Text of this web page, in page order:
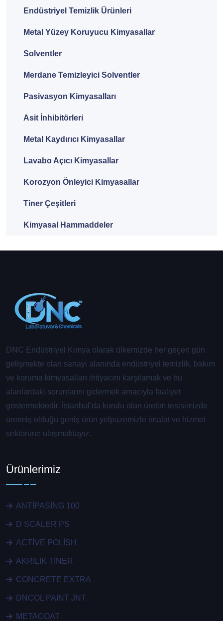
Endüstriyel Temizlik Ürünleri
Metal Yüzey Koruyucu Kimyasallar
Solventler
Merdane Temizleyici Solventler
Pasivasyon Kimyasalları
Asit İnhibitörleri
Metal Kaydırıcı Kimyasallar
Lavabo Açıcı Kimyasallar
Korozyon Önleyici Kimyasallar
Tiner Çeşitleri
Kimyasal Hammaddeler
DNC Endüstriyel Kimya olarak ülkemizde her geçen gün
gelişmekte olan sanayi alanında endüstriyel temizlik, bakım
ve koruma kimyasalları ihtiyacını karşılamak ve bu
alanlardaki sorunlarını gidermek amacıyla faaliyet
göstermektedir. İstanbul’da kurulu olan üretim tesisimizde
üretmiş olduğu geniş ürün yelpazemizle imalat ve hizmet
sektörüne ulaşmaktayız.
Ürünlerimiz
ANTİPASİNG 100
D SCALER PS
ACTİVE POLİSH
AKRİLİK TİNER
CONCRETE EXTRA
DNCOL PAINT JNT
METACOAT